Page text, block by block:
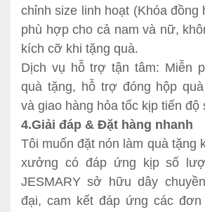
chỉnh size linh hoạt (Khóa đồng
phù hợp cho cả nam và nữ,
kích cỡ khi tặng quà.
Dịch vụ hỗ trợ tận tâm: Miễn
quà tặng, hỗ trợ đóng hộp
và giao hàng hỏa tốc kịp tiến độ
4.Giải đáp & Đặt hàng nhanh
Tôi muốn đặt nón làm quà tặng
xưởng có đáp ứng kịp số
JESMARY sở hữu dây
đại, cam kết đáp ứng các